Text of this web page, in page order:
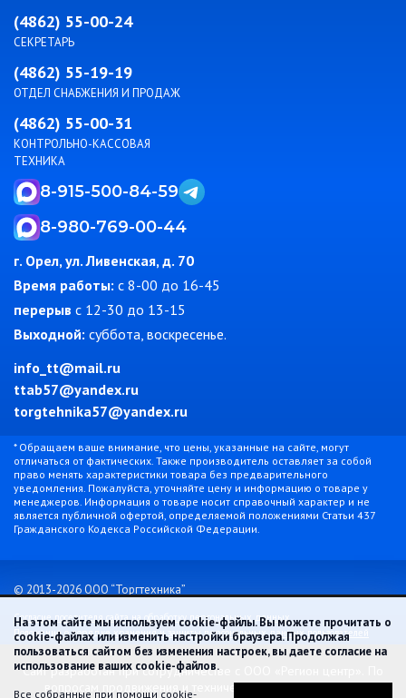
(4862) 55-00-24
СЕКРЕТАРЬ
(4862) 55-19-19
ОТДЕЛ СНАБЖЕНИЯ И ПРОДАЖ
(4862) 55-00-31
КОНТРОЛЬНО-КАССОВАЯ
ТЕХНИКА
8-915-500-84-59
8-980-769-00-44
г. Орел, ул. Ливенская, д. 70
Время работы: c 8-00 до 16-45
перерыв с 12-30 до 13-15
Выходной: суббота, воскресенье.
info_tt@mail.ru
ttab57@yandex.ru
torgtehnika57@yandex.ru
* Обращаем ваше внимание, что цены, указанные на сайте, могут
отличаться от фактических. Также производитель оставляет за собой
право менять характеристики товара без предварительного
уведомления. Пожалуйста, уточняйте цену и информацию о товаре у
менеджеров. Информация о товаре носит справочный характер и не
является публичной офертой, определяемой положениями Статьи 437
Гражданского Кодекса Российской Федерации.
© 2013-2026 ООО “Торгтехника”
Согласие посетителя сайта на обработку персональных данных
Положение о порядке хранения и защиты персональных данных пользователей
Сайт разработан при сотрудничестве с ООО «Регион центр».
вопросам продвижения и технической поддержки сайта
На этом сайте мы используем cookie-файлы. Вы можете прочитать о
cookie-файлах или изменить настройки браузера. Продолжая
пользоваться сайтом без изменения настроек, вы даете согласие на
использование ваших cookie-файлов.
Все собранные при помощи cookie-